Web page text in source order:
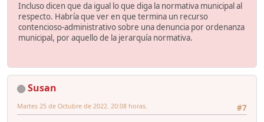
Incluso dicen que da igual lo que diga la normativa municipal al
respecto. Habría que ver en que termina un recurso
contencioso-administrativo sobre una denuncia por ordenanza
municipal, por aquello de la jerarquía normativa.
Susan
#7
Martes 25 de Octubre de 2022. 20:08 horas.